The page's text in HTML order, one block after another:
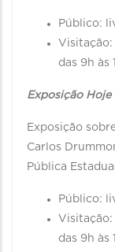
Público:
Visitação:
das 9h às
Exposição
Exposição
Carlos
Pública
Público:
Visitação:
das 9h às